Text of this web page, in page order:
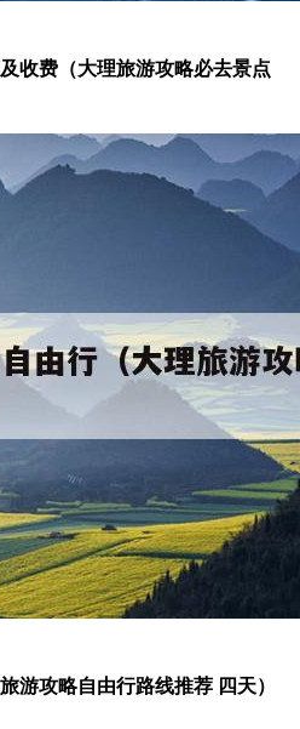
收费（大理旅游攻略必去景点
游攻略自由行路线推荐 四天）